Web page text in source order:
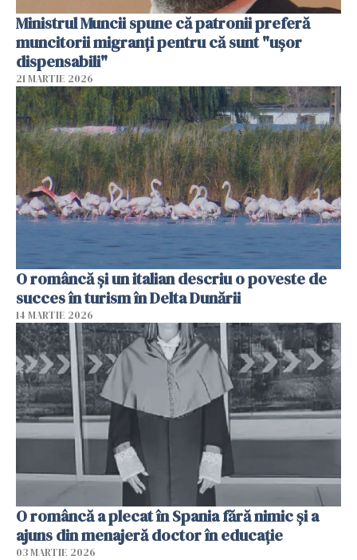
Ministrul Muncii spune că patronii preferă
muncitorii migranți pentru că sunt "uşor
dispensabili"
21 MARTIE 2026
O româncă și un italian descriu o poveste de
succes în turism în Delta Dunării
14 MARTIE 2026
O româncă a plecat în Spania fără nimic și a
ajuns din menajeră doctor în educație
03 MARTIE 2026